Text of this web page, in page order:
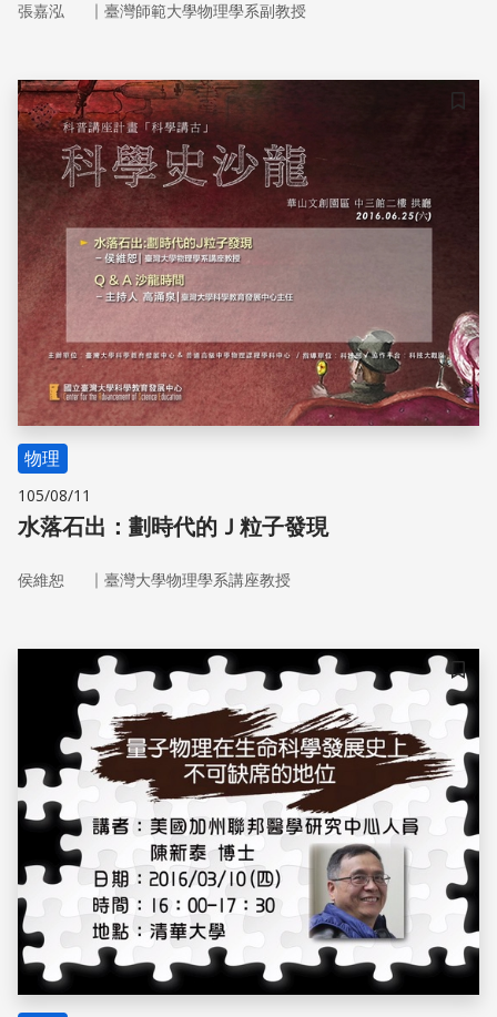
對古典的堅持，展開了全面的戰線。在這個關鑑時刻，波恩
對，導致了著名的機率解釋，也摧毀了古典科學一直假設的
確定性。就這樣，現代的量子物理啟航，與古典物理分道揚
鑣。
張嘉泓 ｜ 臺灣師範大學物理學系副教授
儲存
物理
105/08/11
水落石出：劃時代的Ｊ粒子發現
侯維恕 ｜ 臺灣大學物理學系講座教授
儲存